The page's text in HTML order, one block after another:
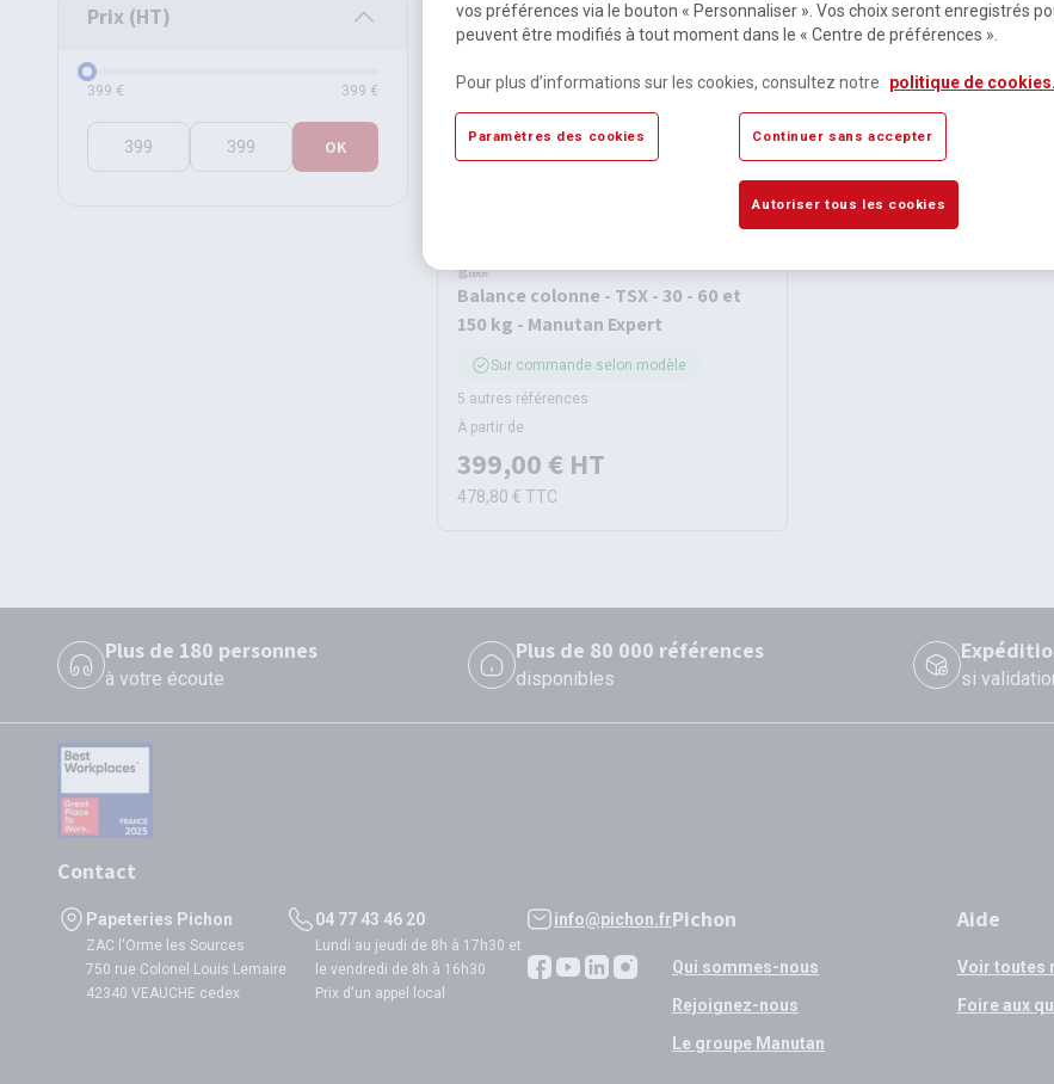
Prix (HT)
Prix (HT)
399 € 399 €
OK
Balance colonne - TSX - 30 - 60 et
150 kg - Manutan Expert
Sur commande selon modèle
5 autres références
À partir de
399,00 € HT
478,80 € TTC
Plus de 180 personnes
à votre écoute
Plus de 80 000 références
disponibles si
Contact
Papeteries Pichon
ZAC l'Orme les Sources
750 rue Colonel Louis Lemaire
42340 VEAUCHE cedex
04 77 43 46 20
Lundi au jeudi de 8h à 17h30 et
le vendredi de 8h à 16h30
Prix d'un appel local
info@pichon.frPichon
Qui sommes-nous
Rejoignez-nous
Le groupe Manutan
Aide
Voir toutes
Foire aux
vos préférences via le bouton « Personnaliser ». Vos choix seront enregistrés
peuvent être modifiés à tout moment dans le « Centre de préférences ».
Pour plus d’informations sur les cookies, consultez notre politique de cookies.
Paramètres des cookies Continuer sans accepter
Autoriser tous les cookies